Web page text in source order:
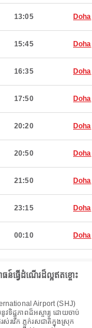
13:05 Doha
15:45 Doha
16:35 Doha
17:50 Doha
20:20 Doha
20:50 Doha
21:50 Doha
23:15 Doha
00:10 Doha
ធ្វើដំណើរដ៏ល្អឥតខ្ចោះ
Airport (SHJ)
ទិដ្ឋភាពដ៏អស្ចារ្យ ដោយចាប់
រវើក ភ្លក់រសជាតិក្នុងស្រុក